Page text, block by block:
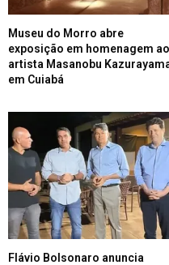
Museu do Morro abre
exposição em homenagem ao
artista Masanobu
em Cuiabá
Flávio Bolsonaro anuncia